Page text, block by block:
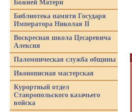
Божией Матери
Библиотека памяти Государя
Императора Николая II
Воскресная школа Цесаревича
Алексия
Паломническая служба общины
Иконописная мастерская
Курортный отдел
Ставропольского казачьего
войска